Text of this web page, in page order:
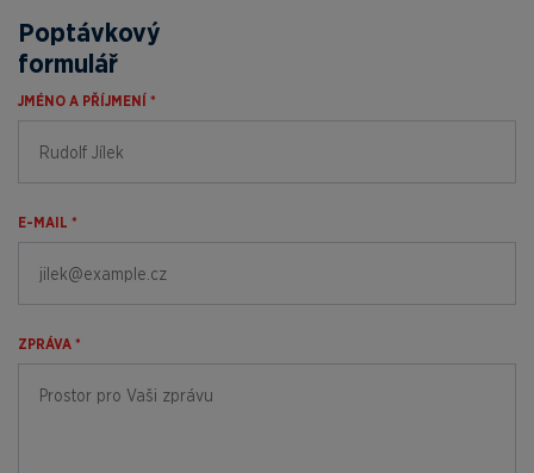
Poptávkový
formulář
JMÉNO A PŘÍJMENÍ *
E-MAIL *
ZPRÁVA *